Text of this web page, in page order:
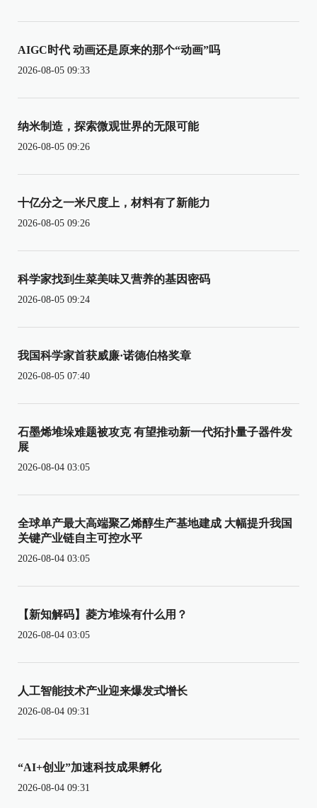
AIGC时代 动画还是原来的那个“动画”吗
2026-08-05 09:33
纳米制造，探索微观世界的无限可能
2026-08-05 09:26
十亿分之一米尺度上，材料有了新能力
2026-08-05 09:26
科学家找到生菜美味又营养的基因密码
2026-08-05 09:24
我国科学家首获威廉·诺德伯格奖章
2026-08-05 07:40
石墨烯堆垛难题被攻克 有望推动新一代拓扑量子器件发
展
2026-08-04 03:05
全球单产最大高端聚乙烯醇生产基地建成 大幅提升我国
关键产业链自主可控水平
2026-08-04 03:05
【新知解码】菱方堆垛有什么用？
2026-08-04 03:05
人工智能技术产业迎来爆发式增长
2026-08-04 09:31
“AI+创业”加速科技成果孵化
2026-08-04 09:31